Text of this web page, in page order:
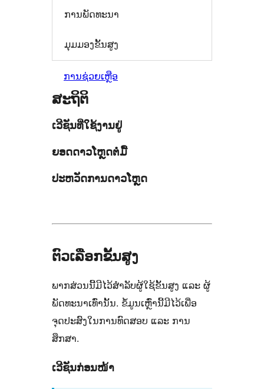
ການພັດທະນາ
ມຸມມອງຂັ້ນສູງ
ການຊ່ວຍເຫຼືອ
ສະຖິຕິ
ເວີຊັນທີ່ໃຊ້ງານຢູ່
ຍອດດາວໂຫຼດຕໍ່ມື້
ປະຫວັດການດາວໂຫຼດ
ຕົວເລືອກຂັ້ນສູງ
ພາກສ່ວນນີ້ມີໄວ້ສຳລັບຜູ້ໃຊ້ຂັ້ນສູງ ແລະ ຜູ້
ພັດທະນາເທົ່ານັ້ນ. ຂໍ້ມູນເຫຼົ່ານີ້ມີໄວ້ເພື່ອ
ຈຸດປະສົງໃນການທົດສອບ ແລະ ການ
ສຶກສາ.
ເວີຊັນກ່ອນໜ້າ